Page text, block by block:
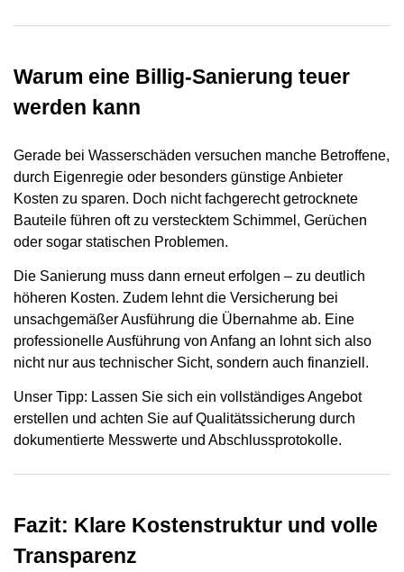
Warum eine Billig-Sanierung teuer
werden kann
Gerade bei Wasserschäden versuchen manche Betroffene,
durch Eigenregie oder besonders günstige Anbieter
Kosten zu sparen. Doch nicht fachgerecht getrocknete
Bauteile führen oft zu verstecktem Schimmel, Gerüchen
oder sogar statischen Problemen.
Die Sanierung muss dann erneut erfolgen – zu deutlich
höheren Kosten. Zudem lehnt die Versicherung bei
unsachgemäßer Ausführung die Übernahme ab. Eine
professionelle Ausführung von Anfang an lohnt sich also
nicht nur aus technischer Sicht, sondern auch finanziell.
Unser Tipp: Lassen Sie sich ein vollständiges Angebot
erstellen und achten Sie auf Qualitätssicherung durch
dokumentierte Messwerte und Abschlussprotokolle.
Fazit: Klare Kostenstruktur und volle
Transparenz